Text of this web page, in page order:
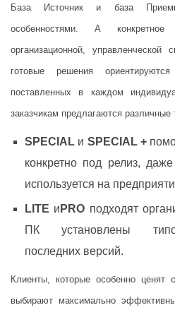
База Источник и база
особенностями. А конкретное
организационной,
готовые решения
поставленных в каждом
заказчикам предлагаются
SPECIAL и SPECIAL +
конкретно под релиз,
используется на
LITE и PRO подходят
ПК установлены
последних версий.
Клиенты, которые особенно ценят
выбирают максимально